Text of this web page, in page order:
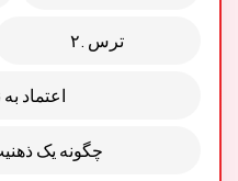
۲. ترس
۳. اعتماد
چگونه یک